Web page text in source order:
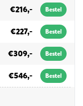
€216,- Bestel
€227,- Bestel
€309,- Bestel
€546,- Bestel